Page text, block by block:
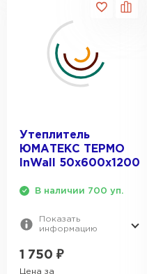
Утеплитель
ЮМАТЕКС ТЕРМО
InWall 50х600х1200
В наличии 700 уп.
Показать
информацию
1 750 ₽
Цена за